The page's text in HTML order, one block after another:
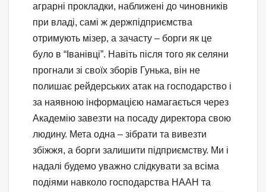
аграрні прокладки, наближені до чиновників
при владі, самі ж держпідприємства
отримують мізер, а зачасту – борги як це
було в “Іванівці”. Навіть після того як селяни
прогнали зі своїх зборів Гунька, він не
полишає рейдерських атак на господарство і
за наявною інформацією намагається через
Академію завезти на посаду директора свою
людину. Мета одна – зібрати та вивезти
збіжжя, а борги залишити підприємству. Ми і
надалі будемо уважно слідкувати за всіма
подіями навколо господарства НААН та